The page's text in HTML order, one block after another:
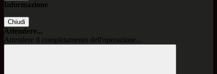
Informazione
Chiudi
Attendere...
Attendere il completamento dell'operazione...